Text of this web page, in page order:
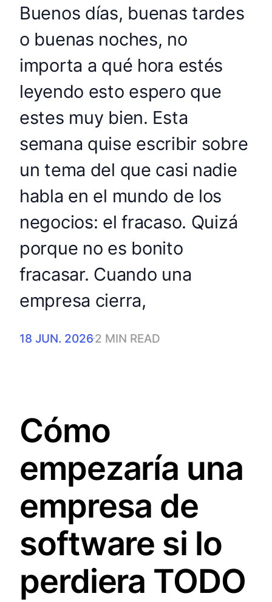
Buenos días, buenas tardes
o buenas noches, no
importa a qué hora estés
leyendo esto espero que
estes muy bien. Esta
semana quise escribir sobre
un tema del que casi nadie
habla en el mundo de los
negocios: el fracaso. Quizá
porque no es bonito
fracasar. Cuando una
empresa cierra,
18 JUN. 20262 MIN READ
Cómo
empezaría una
empresa de
software si lo
perdiera TODO